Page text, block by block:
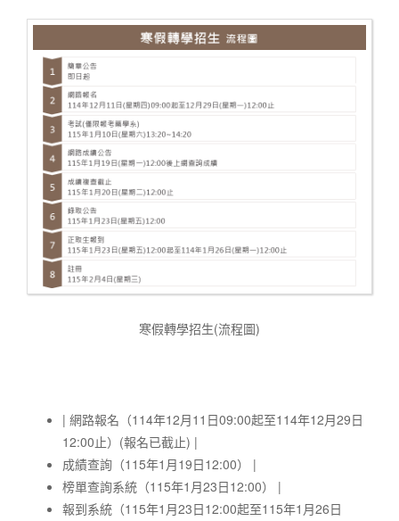
寒假轉學招生(流程圖)
網路報名（114年12月11日09:00起至114年12月29日
12:00止）(報名已截止)
成績查詢（115年1月19日12:00）
榜單查詢系統（115年1月23日12:00）
報到系統（115年1月23日12:00起至115年1月26日